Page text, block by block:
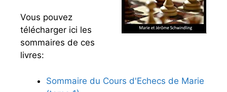
Vous pouvez
télécharger ici les
sommaires de ces
livres:
Sommaire du Cours d'Echecs de Marie